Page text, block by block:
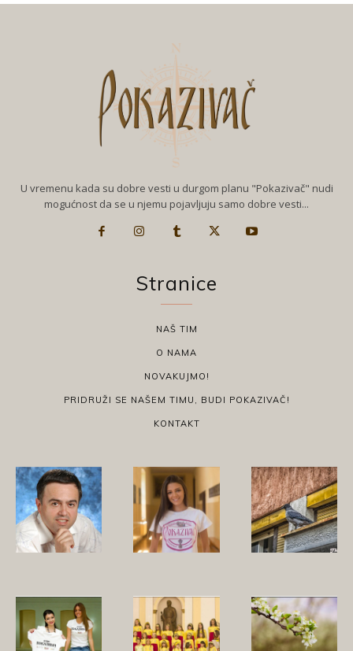
U vremenu kada su dobre vesti u durgom planu "Pokazivač" nudi
mogućnost da se u njemu pojavljuju samo dobre vesti...
Stranice
NAŠ TIM
O NAMA
NOVAKUJMO!
PRIDRUŽI SE NAŠEM TIMU, BUDI POKAZIVAČ!
KONTAKT